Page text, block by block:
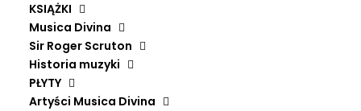
KSIĄŻKI
Musica Divina
Sir Roger Scruton
Historia muzyki
PŁYTY
Artyści Musica Divina